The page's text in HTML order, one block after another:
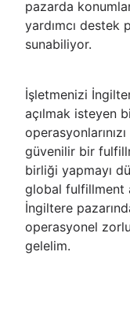
pazarda
yardımcı destek
sunabiliyor.
İşletmenizi
açılmak isteyen
güvenilir bir
birliği yapmayı
global fulfillment
İngiltere
operasyonel
gelelim.